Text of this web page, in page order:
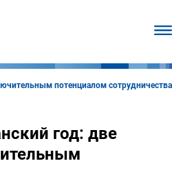
потенциалом сотрудничества
год: две